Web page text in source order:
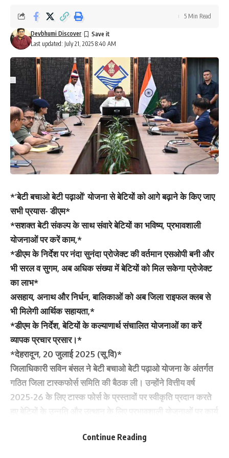
Last updated: July 21, 2025 8:40 AM
Devbhumi Discover
5 Min Read
*‘बेटी बचाओ बेटी पढ़ाओं’ योजना से बेटियों को आगे बढ़ाने के किए जाए
सभी प्रयास- डीएम*
*सशक्त बेटी संकल्प के साथ संवारे बेटियों का भविष्य, प्रभावशाली
योजनाओं पर करें काम,*
*डीएम के निर्देश पर नंदा सुनंदा प्रोजेक्ट की वर्तमान एसओपी बनी और
भी सरल व सुगम, अब अधिक संख्या में बेटियों को मिल सकेगा प्रोजेक्ट
का लाभ*
असहाय, अनाथ और निर्धन, बालिकाओं को अब जिला राइफल क्लब से
भी मिलेगी आर्थिक सहायता,*
*डीएम के निर्देश, बेटियों के कल्याणार्थ संचालित योजनाओं का करें
व्यापक प्रचार प्रसार।*
*देहरादून, 20 जुलाई 2025 (सू.वि)*
जिलाधिकारी सविन बंसल ने बेटी बचाओ बेटी पढ़ाओ योजना के अंतर्गत
गठित जिला टास्कफोर्स समिति की बैठक ली। उन्होंने वित्तीय वर्ष
2025-26 के लिए टास्क फोर्स के प्रस्तावों पर स्वीकृति प्रदान करते
जिलाधिकारी ने महिला सशक्तिकरण एवं बाल विकास के अधिकारियों को
Continue Reading